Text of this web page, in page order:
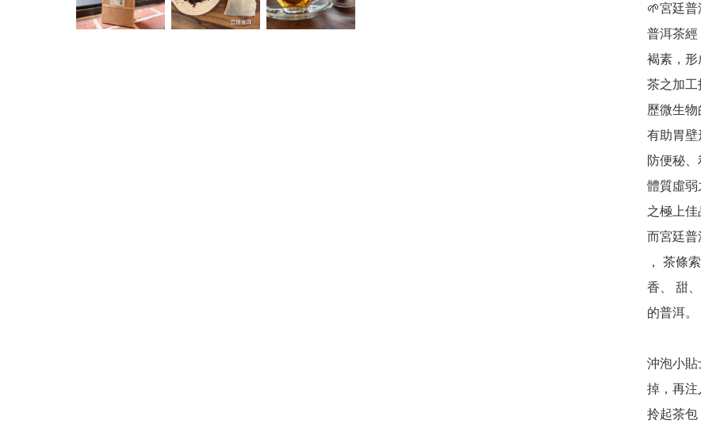
🌱宮廷
普洱茶
褐素，
茶之加
歷微生
有助胃
防便秘
體質虛
之極上佳
而宮廷
， 茶條
香、 甜
的普洱。
沖泡小
掉，再
拎起茶包